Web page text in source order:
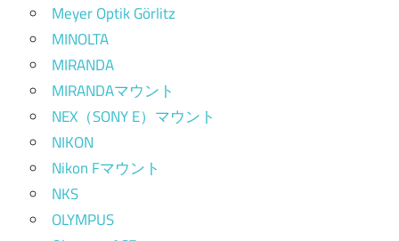
Meyer Optik Görlitz
MINOLTA
MIRANDA
MIRANDAマウント
NEX（SONY E）マウント
NIKON
Nikon Fマウント
NKS
OLYMPUS